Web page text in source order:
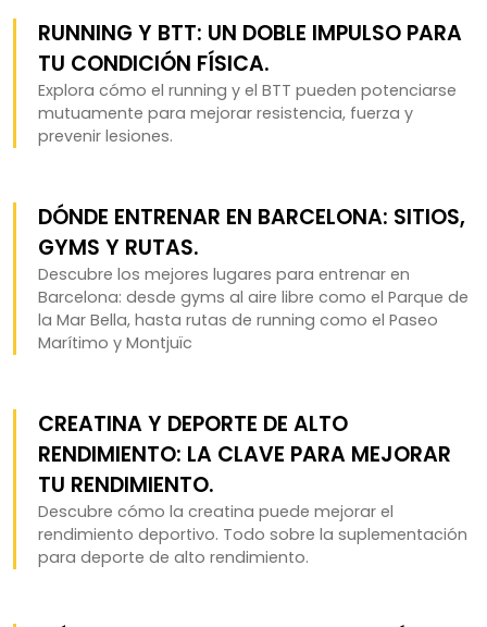
RUNNING Y BTT: UN DOBLE IMPULSO PARA
TU CONDICIÓN FÍSICA.
Explora cómo el running y el BTT pueden potenciarse
mutuamente para mejorar resistencia, fuerza y
prevenir lesiones.
DÓNDE ENTRENAR EN BARCELONA: SITIOS,
GYMS Y RUTAS.
Descubre los mejores lugares para entrenar en
Barcelona: desde gyms al aire libre como el Parque de
la Mar Bella, hasta rutas de running como el Paseo
Marítimo y Montjuïc
CREATINA Y DEPORTE DE ALTO
RENDIMIENTO: LA CLAVE PARA MEJORAR
TU RENDIMIENTO.
Descubre cómo la creatina puede mejorar el
rendimiento deportivo. Todo sobre la suplementación
para deporte de alto rendimiento.